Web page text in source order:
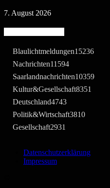
7. August 2026
Blaulichtmeldungen15236
Nachrichten11594
Saarlandnachrichten10359
Kultur&Gesellschaft8351
Deutschland4743
Politik&Wirtschaft3810
Gesellschaft2931
Datenschutzerklärung
Impressum